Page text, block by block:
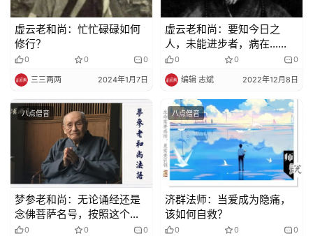
虚云老和尚：忙忙碌碌如何
修行？
0 0 0
三三两两 2024年1月7日
虚云老和尚：要知今日之
人，未能进步者，病在……
0 0 0
编辑 志斌 2022年12月8日
八点僧音
梦参老和尚：无论诵经还是
念佛菩萨名号，按照这个方
法回向，功德就大了
0 0 0
八点僧音
济群法师：当爱成为隐痛，
该如何自救？
0 0 0